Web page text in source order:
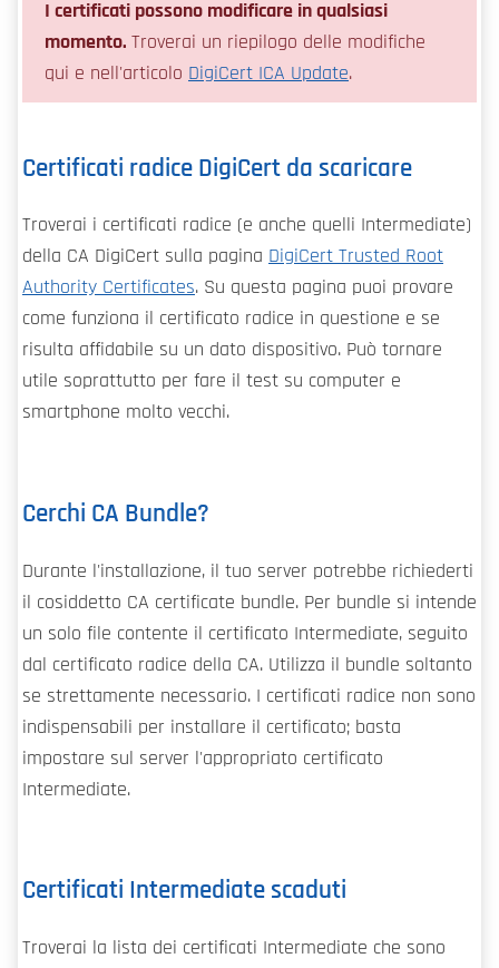
I certificati possono modificare in qualsiasi
momento. Troverai un riepilogo delle modifiche
qui e nell'articolo DigiCert ICA Update.
Certificati radice DigiCert da scaricare
Troverai i certificati radice (e anche quelli Intermediate)
della CA DigiCert sulla pagina DigiCert Trusted Root
Authority Certificates. Su questa pagina puoi provare
come funziona il certificato radice in questione e se
risulta affidabile su un dato dispositivo. Può tornare
utile soprattutto per fare il test su computer e
smartphone molto vecchi.
Cerchi CA Bundle?
Durante l'installazione, il tuo server potrebbe richiederti
il cosiddetto CA certificate bundle. Per bundle si intende
un solo file contente il certificato Intermediate, seguito
dal certificato radice della CA. Utilizza il bundle soltanto
se strettamente necessario. I certificati radice non sono
indispensabili per installare il certificato; basta
impostare sul server l'appropriato certificato
Intermediate.
Certificati Intermediate scaduti
Troverai la lista dei certificati Intermediate che sono